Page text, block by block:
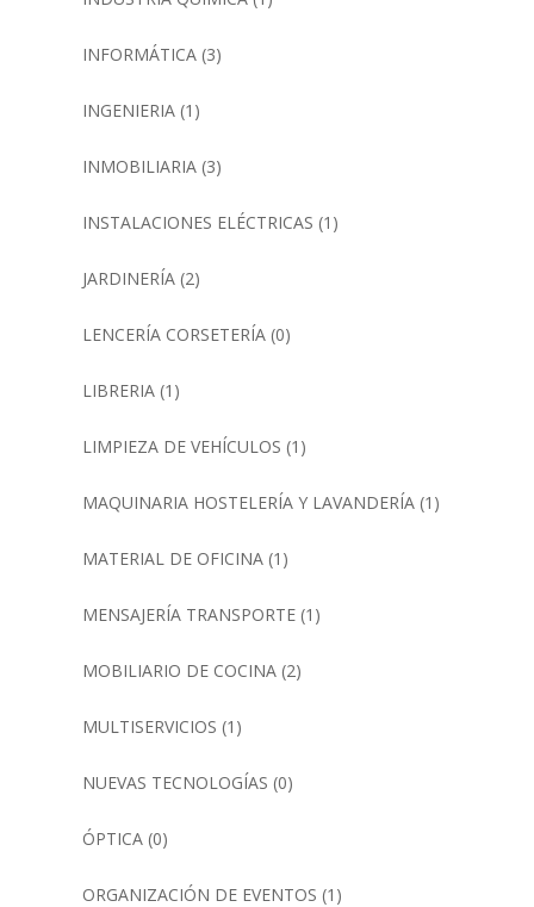
INFORMÁTICA(3)
INGENIERIA(1)
INMOBILIARIA(3)
INSTALACIONES ELÉCTRICAS (1)
JARDINERÍA(2)
LENCERÍA CORSETERÍA(0)
LIBRERIA(1)
LIMPIEZA DE VEHÍCULOS (1)
MAQUINARIA HOSTELERÍA Y LAVANDERÍA(1)
MATERIAL DE OFICINA(1)
MENSAJERÍA TRANSPORTE(1)
MOBILIARIO DE COCINA(2)
MULTISERVICIOS (1)
NUEVAS TECNOLOGÍAS (0)
ÓPTICA(0)
ORGANIZACIÓN DE EVENTOS (1)